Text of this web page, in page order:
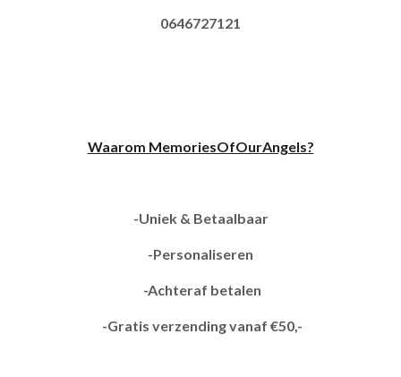
0646727121
Waarom MemoriesOfOurAngels?
-Uniek & Betaalbaar
-Personaliseren
-Achteraf betalen
-Gratis verzending vanaf €50,-